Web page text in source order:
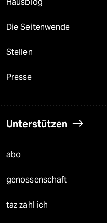
Die Seitenwende
Stellen
Presse
Unterstützen
abo
genossenschaft
taz zahl ich